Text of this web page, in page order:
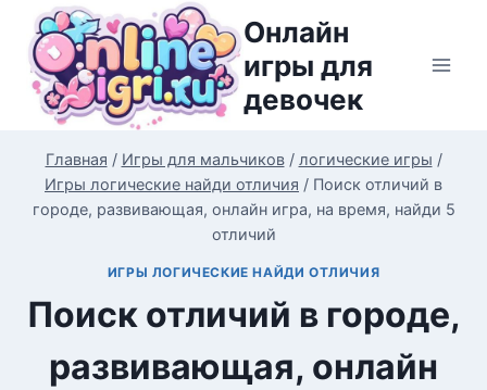
Перейти
содержимому
Онлайн
игры для
девочек
Главная / Игры для мальчиков / логические игры /
Игры логические найди отличия / Поиск отличий в
городе, развивающая, онлайн игра, на время, найди 5
отличий
ИГРЫ ЛОГИЧЕСКИЕ НАЙДИ ОТЛИЧИЯ
Поиск отличий в городе,
развивающая, онлайн